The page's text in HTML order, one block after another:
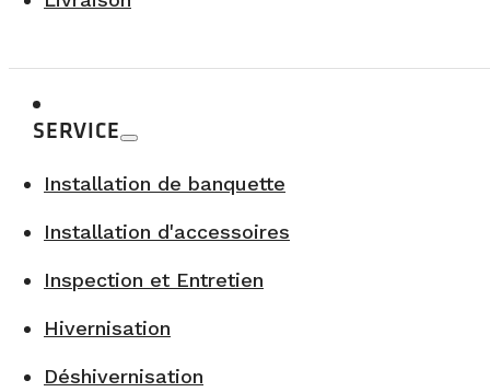
SERVICE
Installation de banquette
Installation d'accessoires
Inspection et Entretien
Hivernisation
Déshivernisation